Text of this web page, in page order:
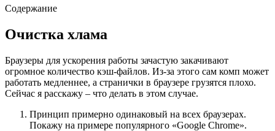
Содержание
Очистка хлама
Браузеры для ускорения работы зачастую закачивают
огромное количество кэш-файлов. Из-за этого сам комп может
работать медленнее, а странички в браузере грузятся плохо.
Сейчас я расскажу – что делать в этом случае.
Принцип примерно одинаковый на всех браузерах.
Покажу на примере популярного «Google Chrome».